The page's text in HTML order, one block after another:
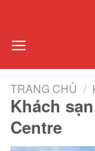
nội
TRANG CHỦ /
Khách
Centre